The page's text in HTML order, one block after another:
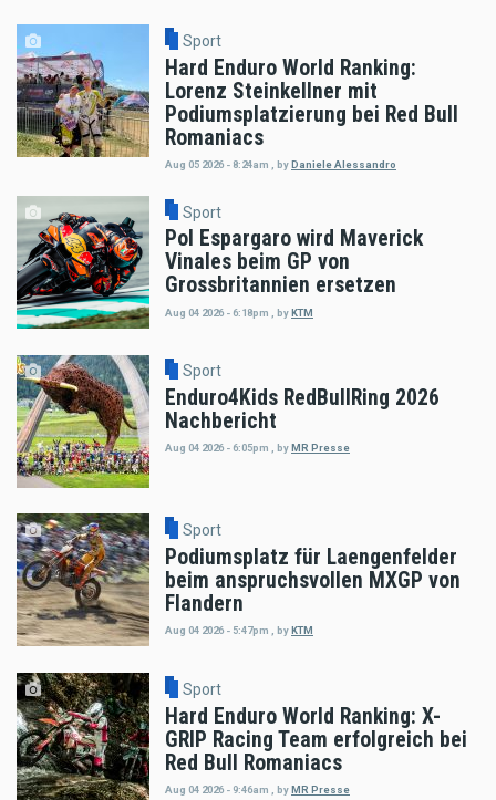
Sport
Hard Enduro World Ranking:
Lorenz Steinkellner mit
Podiumsplatzierung bei Red Bull
Romaniacs
Aug 05 2026 - 8:24am byDaniele Alessandro
Sport
Pol Espargaro wird Maverick
Vinales beim GP von
Grossbritannien ersetzen
Aug 04 2026 - 6:18pm byKTM
Sport
Enduro4Kids RedBullRing 2026
Nachbericht
Aug 04 2026 - 6:05pm , by MR Presse
Sport
Podiumsplatz für Laengenfelder
beim anspruchsvollen MXGP von
Flandern
Aug 04 2026 - 5:47pm , byKTM
Sport
Hard Enduro World Ranking: X-
GRIP Racing Team erfolgreich bei
Red Bull Romaniacs
Aug 04 2026 - 9:46am byMR Presse